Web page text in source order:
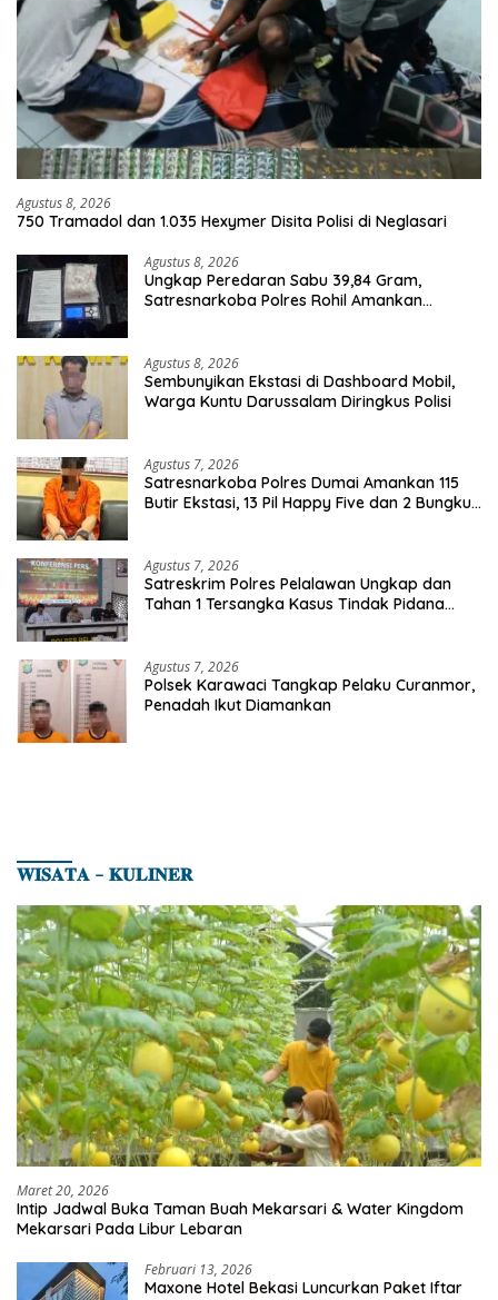
Agustus 8, 2026
750 Tramadol dan 1.035 Hexymer Disita Polisi di Neglasari
Agustus 8, 2026
Ungkap Peredaran Sabu 39,84 Gram,
Satresnarkoba Polres Rohil Amankan
Agustus 8, 2026
Sembunyikan Ekstasi di Dashboard Mobil,
Warga Kuntu Darussalam Diringkus Polisi
Agustus 7, 2026
Satresnarkoba Polres Dumai Amankan 115
Butir Ekstasi, 13 Pil Happy Five dan 2 Bungkus
Agustus 7, 2026
Satreskrim Polres Pelalawan Ungkap dan
Tahan 1 Tersangka Kasus Tindak Pidana
Agustus 7, 2026
Polsek Karawaci Tangkap Pelaku Curanmor,
Penadah Ikut Diamankan
𝐖𝐈𝐒𝐀𝐓𝐀 – 𝐊𝐔𝐋𝐈𝐍𝐄𝐑
Maret 20, 2026
Intip Jadwal Buka Taman Buah Mekarsari & Water Kingdom
Mekarsari Pada Libur Lebaran
Februari 13, 2026
Maxone Hotel Bekasi Luncurkan Paket Iftar